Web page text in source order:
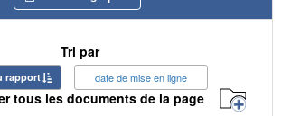
Tri par
rapport date de mise en ligne
tous les documents de la page